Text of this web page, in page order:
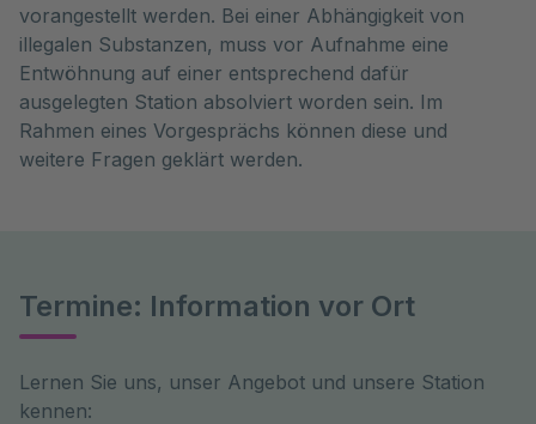
vorangestellt werden. Bei einer Abhängigkeit von
illegalen Substanzen, muss vor Aufnahme eine
Entwöhnung auf einer entsprechend dafür
ausgelegten Station absolviert worden sein. Im
Rahmen eines Vorgesprächs können diese und
weitere Fragen geklärt werden.
Termine: Information vor Ort
Lernen Sie uns, unser Angebot und unsere Station
kennen: